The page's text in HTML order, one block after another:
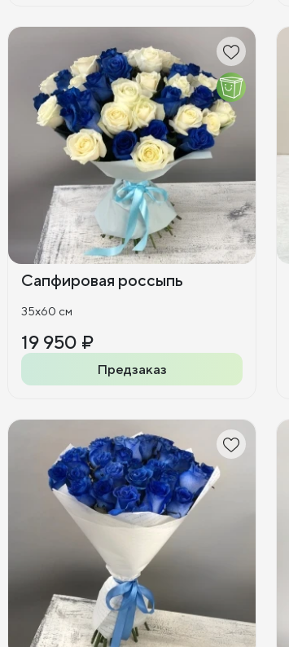
Сапфировая россыпь
35x60 см
19 950 ₽
Предзаказ